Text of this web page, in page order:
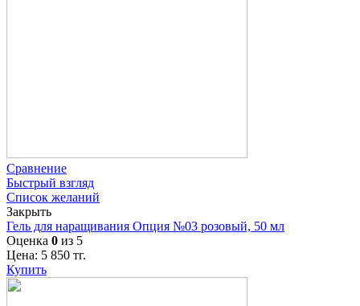
Сравнение
Быстрый взгляд
Список желаний
Закрыть
Гель для наращивания Опция №03 розовый, 50 мл
Оценка 0 из 5
Цена: 5 850 тг.
Купить